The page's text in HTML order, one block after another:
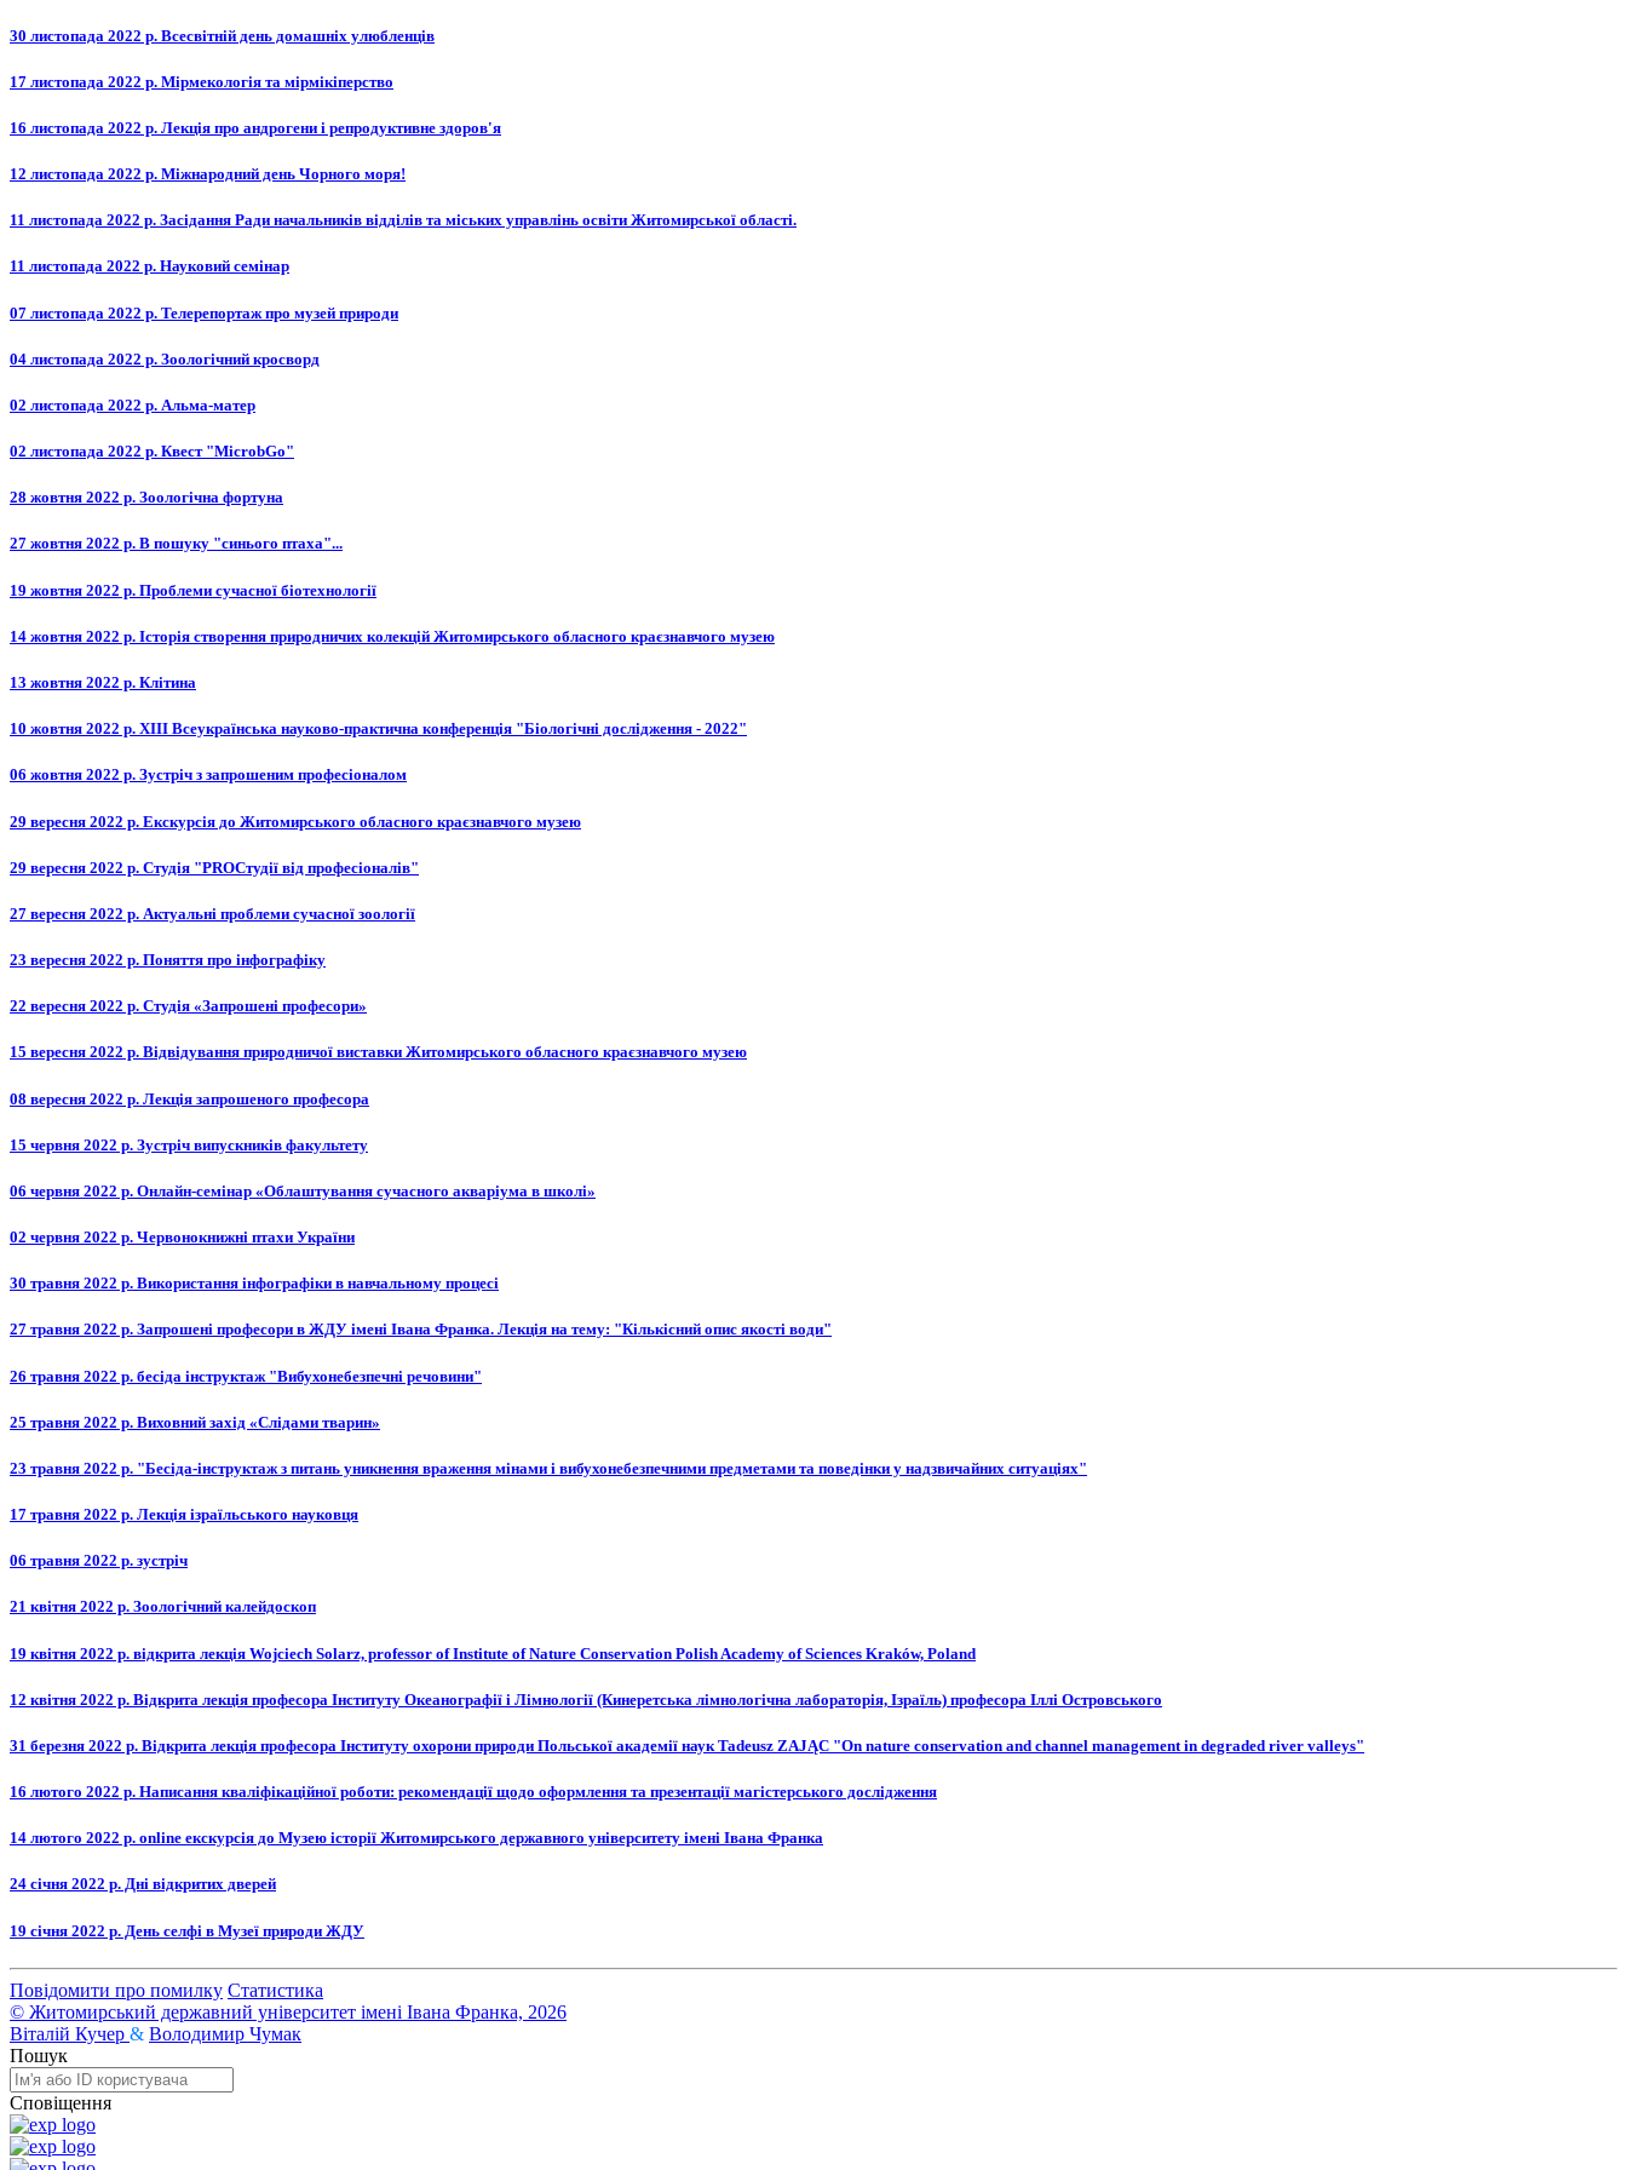
30 листопада 2022 р. Всесвітній день домашніх улюбленців
17 листопада 2022 р. Мірмекологія та мірмікіперство
16 листопада 2022 р. Лекція про андрогени і репродуктивне здоров'я
12 листопада 2022 р. Міжнародний день Чорного моря!
11 листопада 2022 р. Засідання Ради начальників відділів та міських управлінь освіти Житомирської області.
11 листопада 2022 р. Науковий семінар
07 листопада 2022 р. Телерепортаж про музей природи
04 листопада 2022 р. Зоологічний кросворд
02 листопада 2022 р. Альма-матер
02 листопада 2022 р. Квест "MicrobGo"
28 жовтня 2022 р. Зоологічна фортуна
27 жовтня 2022 р. В пошуку "синього птаха"...
19 жовтня 2022 р. Проблеми сучасної біотехнології
14 жовтня 2022 р. Історія створення природничих колекцій Житомирського обласного краєзнавчого музею
13 жовтня 2022 р. Клітина
10 жовтня 2022 р. XІІІ Всеукраїнська науково-практична конференція "Біологічні дослідження - 2022"
06 жовтня 2022 р. Зустріч з запрошеним професіоналом
29 вересня 2022 р. Екскурсія до Житомирського обласного краєзнавчого музею
29 вересня 2022 р. Студія "PROСтудії від професіоналів"
27 вересня 2022 р. Актуальні проблеми сучасної зоології
23 вересня 2022 р. Поняття про інфографіку
22 вересня 2022 р. Студія «Запрошені професори»
15 вересня 2022 р. Відвідування природничої виставки Житомирського обласного краєзнавчого музею
08 вересня 2022 р. Лекція запрошеного професора
15 червня 2022 р. Зустріч випускників факультету
06 червня 2022 р. Онлайн-семінар «Облаштування сучасного акваріума в школі»
02 червня 2022 р. Червонокнижні птахи України
30 травня 2022 р. Використання інфографіки в навчальному процесі
27 травня 2022 р. Запрошені професори в ЖДУ імені Івана Франка. Лекція на тему: "Кількісний опис якості води"
26 травня 2022 р. бесіда інструктаж "Вибухонебезпечні речовини"
25 травня 2022 р. Виховний захід «Слідами тварин»
23 травня 2022 р. "Бесіда-інструктаж з питань уникнення враження мінами і вибухонебезпечними предметами та поведінки у надзвичайних ситуаціях"
17 травня 2022 р. Лекція ізраїльського науковця
06 травня 2022 р. зустріч
21 квітня 2022 р. Зоологічний калейдоскоп
19 квітня 2022 р. відкрита лекція Wojciech Solarz, professor of Institute of Nature Conservation Polish Academy of Sciences Kraków, Poland
12 квітня 2022 р. Відкрита лекція професора Інституту Океанографії і Лімнології (Кинеретська лімнологічна лабораторія, Ізраїль) професора Іллі Островського
31 березня 2022 р. Відкрита лекція професора Інституту охорони природи Польської академії наук Tadeusz ZAJĄC "On nature conservation and channel management in degraded river valleys"
16 лютого 2022 р. Написання кваліфікаційної роботи: рекомендації щодо оформлення та презентації магістерського дослідження
14 лютого 2022 р. оnline екскурсія до Музею історії Житомирського державного університету імені Івана Франка
24 січня 2022 р. Дні відкритих дверей
19 січня 2022 р. День селфі в Музеї природи ЖДУ
Повідомити про помилку Статистика
© Житомирський державний університет імені Івана Франка, 2026
Віталій Кучер & Володимир Чумак
Пошук
Сповіщення